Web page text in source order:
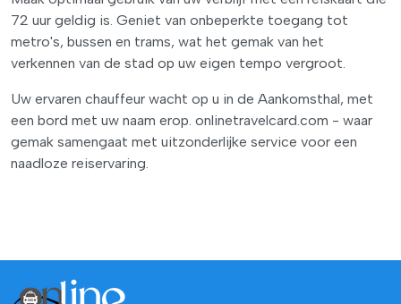
72 uur geldig is. Geniet van onbeperkte toegang tot
metro's, bussen en trams, wat het gemak van het
verkennen van de stad op uw eigen tempo vergroot.
Uw ervaren chauffeur wacht op u in de Aankomsthal, met
een bord met uw naam erop. onlinetravelcard.com - waar
gemak samengaat met uitzonderlijke service voor een
naadloze reiservaring.